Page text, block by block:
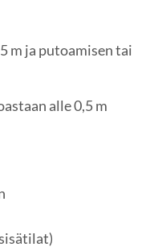
m ja putoamisen tai
alle 0,5 m